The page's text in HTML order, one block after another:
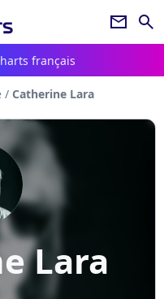
newsletter search
français
/ Catherine Lara
Lara